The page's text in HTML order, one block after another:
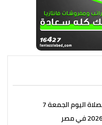
مواقيت الصلاة اليوم الجمعة 7